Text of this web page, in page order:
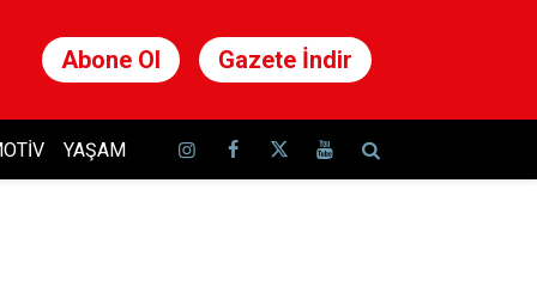
Abone Ol Gazete İndir
YAŞAM